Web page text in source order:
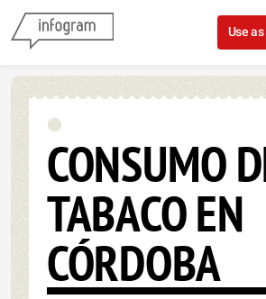
Skip to content
Use
CONSUMO
TABACO EN
CÓRDOBA